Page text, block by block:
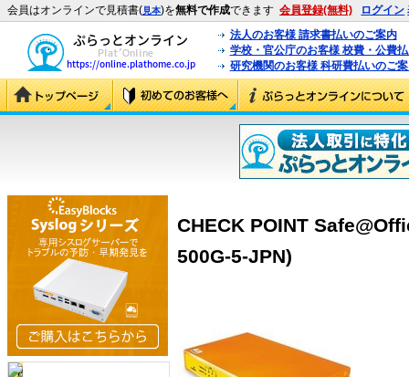
会員はオンラインで見積書(見本)を無料で作成できます 会員登録(無料) ログイン
法人のお客様 請求書払いのご案内
学校・官公庁のお客様 校費・公費
研究機関のお客様 科研費払いのご
CHECK POINT
500G-5-JPN)